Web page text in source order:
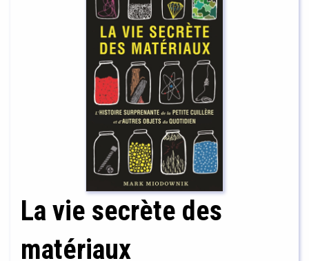
La vie secrète des
matériaux